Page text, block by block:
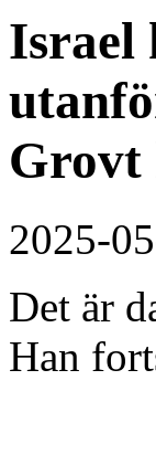
Israel
Grovt
2025-
Det är
Han